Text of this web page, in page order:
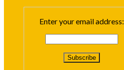
Enter your email address: